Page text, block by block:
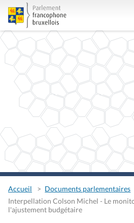
Accueil
Documents parlementaires
Interpellation Colson Michel - Le
l'ajustement budgétaire